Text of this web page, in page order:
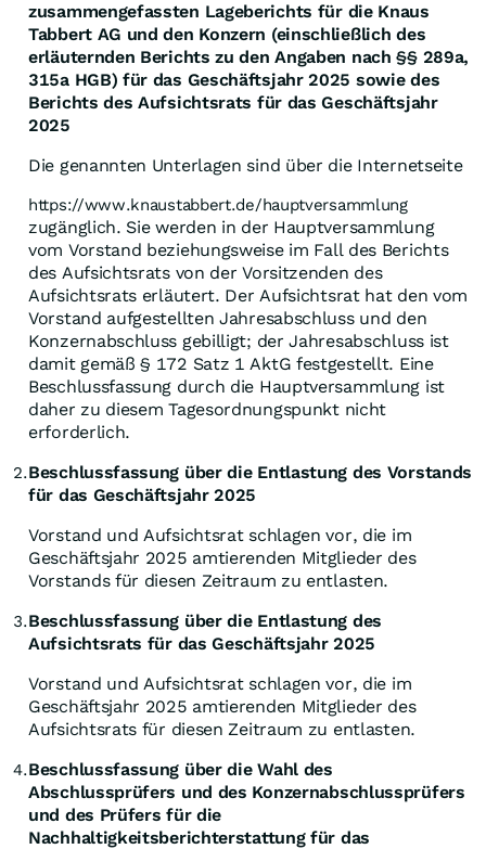
zusammengefassten Lageberichts für die Knaus
Tabbert AG und den Konzern (einschließlich des
erläuternden Berichts zu den Angaben nach §§ 289a,
315a HGB) für das Geschäftsjahr 2025 sowie des
Berichts des Aufsichtsrats für das Geschäftsjahr
2025
Die genannten Unterlagen sind über die Internetseite
https://www.knaustabbert.de/hauptversammlung
zugänglich. Sie werden in der Hauptversammlung
vom Vorstand beziehungsweise im Fall des Berichts
des Aufsichtsrats von der Vorsitzenden des
Aufsichtsrats erläutert. Der Aufsichtsrat hat den vom
Vorstand aufgestellten Jahresabschluss und den
Konzernabschluss gebilligt; der Jahresabschluss ist
damit gemäß § 172 Satz 1 AktG festgestellt. Eine
Beschlussfassung durch die Hauptversammlung ist
daher zu diesem Tagesordnungspunkt nicht
erforderlich.
2.Beschlussfassung über die Entlastung des Vorstands
für das Geschäftsjahr 2025
Vorstand und Aufsichtsrat schlagen vor, die im
Geschäftsjahr 2025 amtierenden Mitglieder des
Vorstands für diesen Zeitraum zu entlasten.
3.Beschlussfassung über die Entlastung des
Aufsichtsrats für das Geschäftsjahr 2025
Vorstand und Aufsichtsrat schlagen vor, die im
Geschäftsjahr 2025 amtierenden Mitglieder des
Aufsichtsrats für diesen Zeitraum zu entlasten.
4.Beschlussfassung über die Wahl des
Abschlussprüfers und des Konzernabschlussprüfers
und des Prüfers für die
Nachhaltigkeitsberichterstattung für das